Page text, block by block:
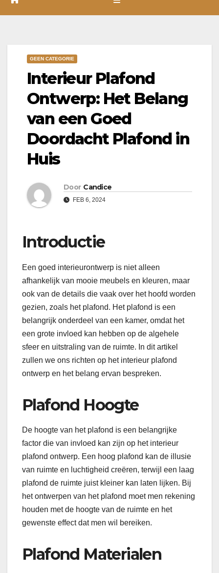
GEEN CATEGORIE
Interieur Plafond
Ontwerp: Het Belang
van een Goed
Doordacht Plafond in
Huis
Door Candice
FEB 6, 2024
Introductie
Een goed interieurontwerp is niet alleen
afhankelijk van mooie meubels en kleuren, maar
ook van de details die vaak over het hoofd worden
gezien, zoals het plafond. Het plafond is een
belangrijk onderdeel van een kamer, omdat het
een grote invloed kan hebben op de algehele
sfeer en uitstraling van de ruimte. In dit artikel
zullen we ons richten op het interieur plafond
ontwerp en het belang ervan bespreken.
Plafond Hoogte
De hoogte van het plafond is een belangrijke
factor die van invloed kan zijn op het interieur
plafond ontwerp. Een hoog plafond kan de illusie
van ruimte en luchtigheid creëren, terwijl een laag
plafond de ruimte juist kleiner kan laten lijken. Bij
het ontwerpen van het plafond moet men rekening
houden met de hoogte van de ruimte en het
gewenste effect dat men wil bereiken.
Plafond Materialen